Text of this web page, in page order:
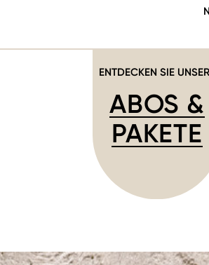
ENTDECKEN SIE
ABOS &
PAKETE